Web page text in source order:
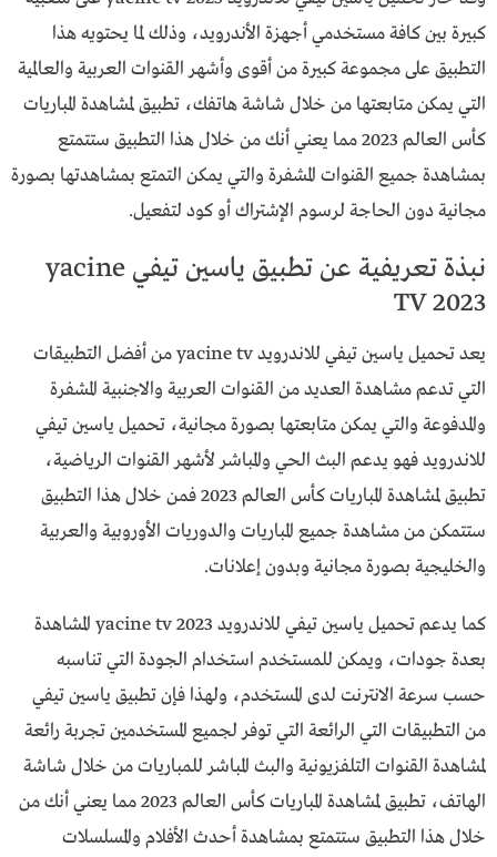
كبيرة بين كافة مستخدمي أجهزة الأندرويد، وذلك لما يحتويه هذا
التطبيق على مجموعة كبيرة من أقوى وأشهر القنوات العربية والعالمية
التي يمكن متابعتها من خلال شاشة هاتفك، تطبيق لمشاهدة المباريات
كأس العالم 2023 مما يعني أنك من خلال هذا التطبيق ستتمتع
بمشاهدة جميع القنوات المشفرة والتي يمكن التمتع بمشاهدتها بصورة
مجانية دون الحاجة لرسوم الإشتراك أو كود لتفعيل.
نبذة تعريفية عن تطبيق ياسين تيفي yacine
TV 2023
يعد تحميل ياسين تيفي للاندرويد yacine tv من أفضل التطبيقات
التي تدعم مشاهدة العديد من القنوات العربية والاجنبية المشفرة
والمدفوعة والتي يمكن متابعتها بصورة مجانية، تحميل ياسين تيفي
للاندرويد فهو يدعم البث الحي والمباشر لأشهر القنوات الرياضية،
تطبيق لمشاهدة المباريات كأس العالم 2023 فمن خلال هذا التطبيق
ستتمكن من مشاهدة جميع المباريات والدوريات الأوروبية والعربية
والخليجية بصورة مجانية وبدون إعلانات.
كما يدعم تحميل ياسين تيفي للاندرويد yacine tv 2023 المشاهدة
بعدة جودات، ويمكن للمستخدم استخدام الجودة التي تناسبه
حسب سرعة الانترنت لدى المستخدم، ولهذا فإن تطبيق ياسين تيفي
من التطبيقات التي الرائعة التي توفر لجميع المستخدمين تجربة رائعة
لمشاهدة القنوات التلفزيونية والبث المباشر للمباريات من خلال شاشة
الهاتف، تطبيق لمشاهدة المباريات كأس العالم 2023 مما يعني أنك من
خلال هذا التطبيق ستتمتع بمشاهدة أحدث الأفلام والمسلسلات